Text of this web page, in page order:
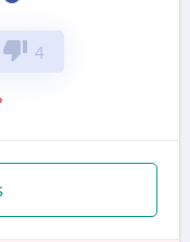
thumb_down 4